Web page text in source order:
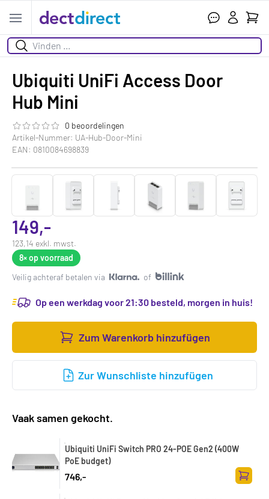
Open menu
Suchen
Ihr
Ubiquiti UniFi Access Door
Hub Mini
Die Bewertung dieses Produkts ist
0 beoordelingen
Artikel-Nummer: UA-Hub-Door-Mini
EAN: 0810084698839
149,-
123,14 exkl. mwst.
8×op voorraad
Veilig achteraf betalen via
of
Op een werkdag voor 21:30 besteld, morgen in huis!
Zum Warenkorb hinzufügen
Zur Wunschliste hinzufügen
Vaak samen gekocht.
Ubiquiti UniFi Switch PRO 24-POE Gen2 (400W
PoE budget)
746,-
Zum